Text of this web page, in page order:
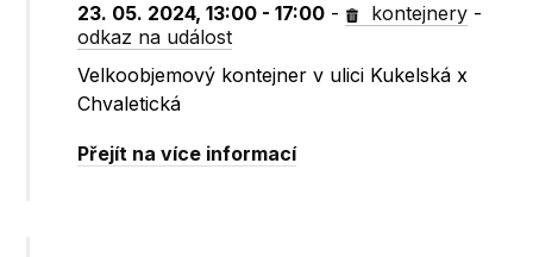
23. 05. 2024, 13:00 - 17:00 - kontejnery -
odkaz na událost
Velkoobjemový kontejner v ulici Kukelská x
Chvaletická
Přejít na více informací